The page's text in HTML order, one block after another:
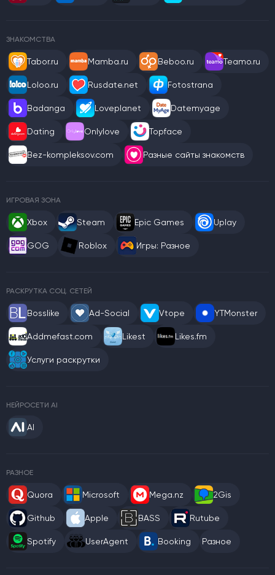
ЗНАКОМСТВА
Tabor.ru Mamba.ru Beboo.ru Teamo.ru
Loloo.ru Rusdate.net Fotostrana
Badanga Loveplanet Datemyage
Dating Onlylove Topface
Bez-kompleksov.com Разные сайты знакомств
ИГРОВАЯ ЗОНА
Xbox Steam Epic Games Uplay
GOG Roblox Игры: Разное
РАСКРУТКА СОЦ. СЕТЕЙ
Bosslike Ad-Social Vtope YTMonster
Addmefast.com Likest Likes.fm
Услуги раскрутки
НЕЙРОСЕТИ AI
AI
РАЗНОЕ
Quora Microsoft Mega.nz 2Gis
Github Apple BASS Rutube
Spotify UserAgent Booking Разное